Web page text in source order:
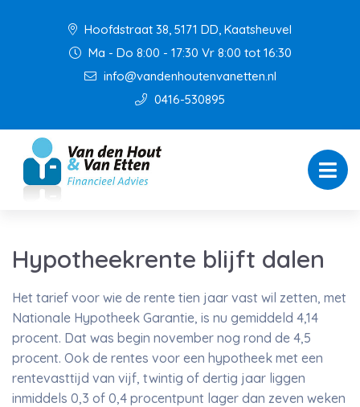
Hoofdstraat 38, 5171 DD, Kaatsheuvel
Ma - Do 8:00 - 17:30 Vr 8:00 tot 16:30
info@vandenhoutenvanetten.nl
0416-530895
Hypotheekrente blijft dalen
Het tarief voor wie de rente tien jaar vast wil zetten, met
Nationale Hypotheek Garantie, is nu gemiddeld 4,14
procent. Dat was begin november nog rond de 4,5
procent. Ook de rentes voor een hypotheek met een
rentevasttijd van vijf, twintig of dertig jaar liggen
inmiddels 0,3 of 0,4 procentpunt lager dan zeven weken